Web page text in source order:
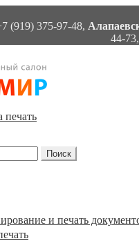
(919) 375-97-48,
44-73,
печать
Поиск
и печать